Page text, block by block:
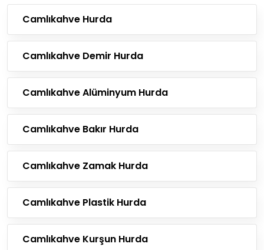
Camlıkahve Hurda
Camlıkahve Demir Hurda
Camlıkahve Alüminyum Hurda
Camlıkahve Bakır Hurda
Camlıkahve Zamak Hurda
Camlıkahve Plastik Hurda
Camlıkahve Kurşun Hurda